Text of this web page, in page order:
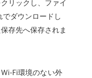
リックし、ファイ
ダウンロードし
存先へ保存されま
Fi環境のない外